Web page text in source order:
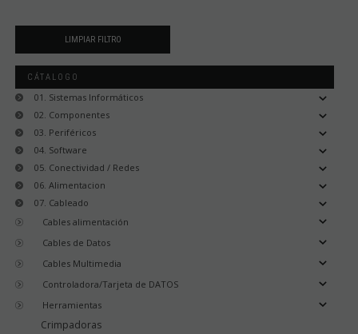
CÁTALOGO
01. Sistemas Informáticos
02. Componentes
03. Periféricos
04. Software
05. Conectividad / Redes
06. Alimentacion
07. Cableado
Cables alimentación
Cables de Datos
Cables Multimedia
Controladora/Tarjeta de DATOS
Herramientas
Crimpadoras